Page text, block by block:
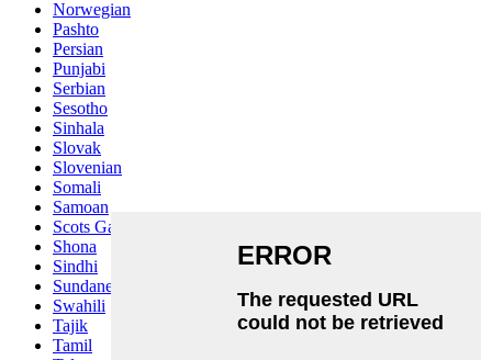
Norwegian
Pashto
Persian
Punjabi
Serbian
Sesotho
Sinhala
Slovak
Slovenian
Somali
Samoan
Scots Gaelic
Shona
Sindhi
Sundanese
Swahili
Tajik
Tamil